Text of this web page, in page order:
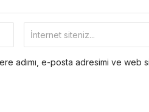
adımı, e-posta adresimi ve web